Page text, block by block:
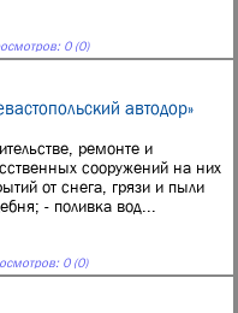
0 (0)
автодор»
ремонте и
сооружений на них
от снега, грязи и пыли
- поливка вод...
0 (0)